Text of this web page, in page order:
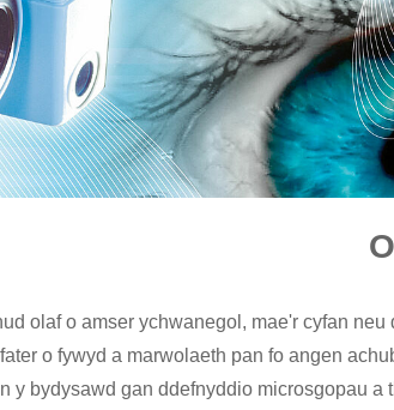
olaf o amser ychwanegol, mae'r cyfan
o fywyd a marwolaeth pan fo angen
y bydysawd gan ddefnyddio microsgopau